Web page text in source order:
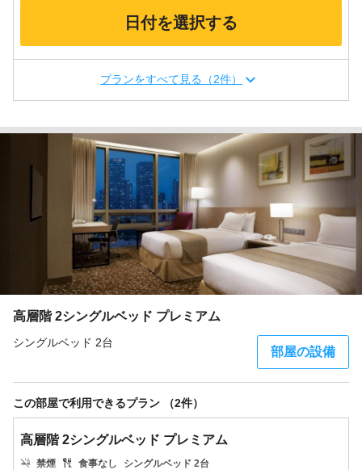
日付を選択する
プランをすべて見る（2件）
高層階 2シングルベッド プレミアム
シングルベッド 2台
部屋の設備
この部屋で利用できるプラン （2件）
高層階 2シングルベッド プレミアム
禁煙 食事なし シングルベッド 2台